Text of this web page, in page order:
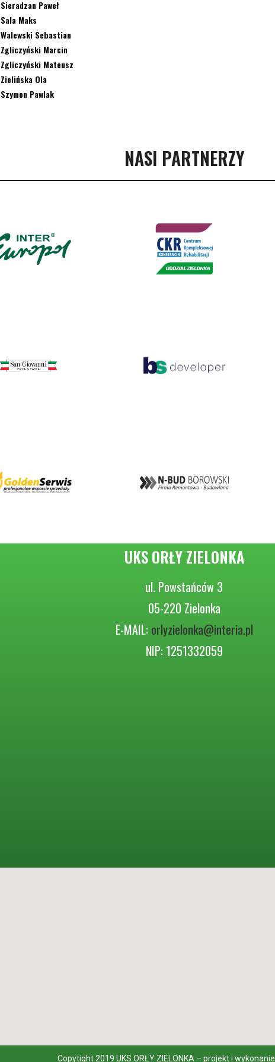
Sieradzan Paweł
Sala Maks
Walewski Sebastian
Zgliczyński Marcin
Zgliczyński Mateusz
Zielińska Ola
Szymon Pawlak
NASI PARTNERZY
UKS ORŁY ZIELONKA
ul. Powstańców 3
05-220 Zielonka
E-MAIL: orlyzielonka@interia.pl
NIP: 1251332059
Copytight 2019 UKS ORŁY ZIELONKA – projekt i wykonanie